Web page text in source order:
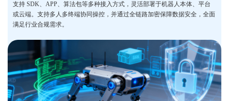
支持 SDK、APP、算法包等多种接入方式，灵活部署于机器人本体、平台
或云端。支持多人多终端协同操控，并通过全链路加密保障数据安全，全面
满足行业合规需求。